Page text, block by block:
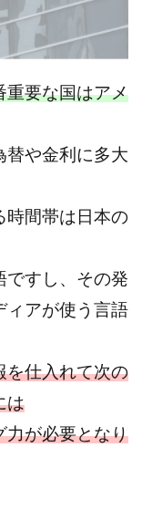
重要な国はアメ
替や金利に多大
時間帯は日本の
ですし、その発
ィアが使う言語
を仕入れて次の
は
力が必要となり